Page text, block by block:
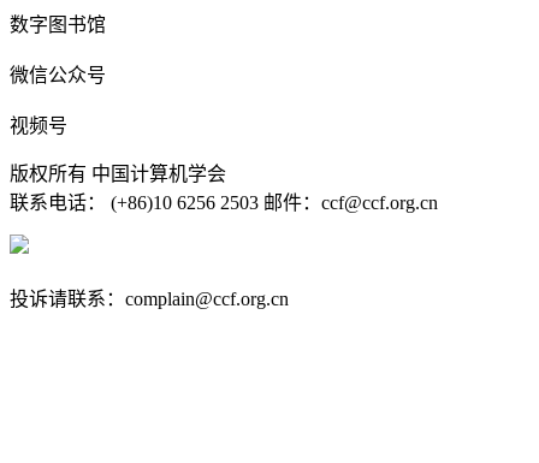
数字图书馆
微信公众号
视频号
版权所有 中国计算机学会
联系电话： (+86)10 6256 2503 邮件：ccf@ccf.org.cn
投诉请联系：complain@ccf.org.cn